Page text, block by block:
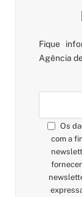
Fique
Agência
Os
com a